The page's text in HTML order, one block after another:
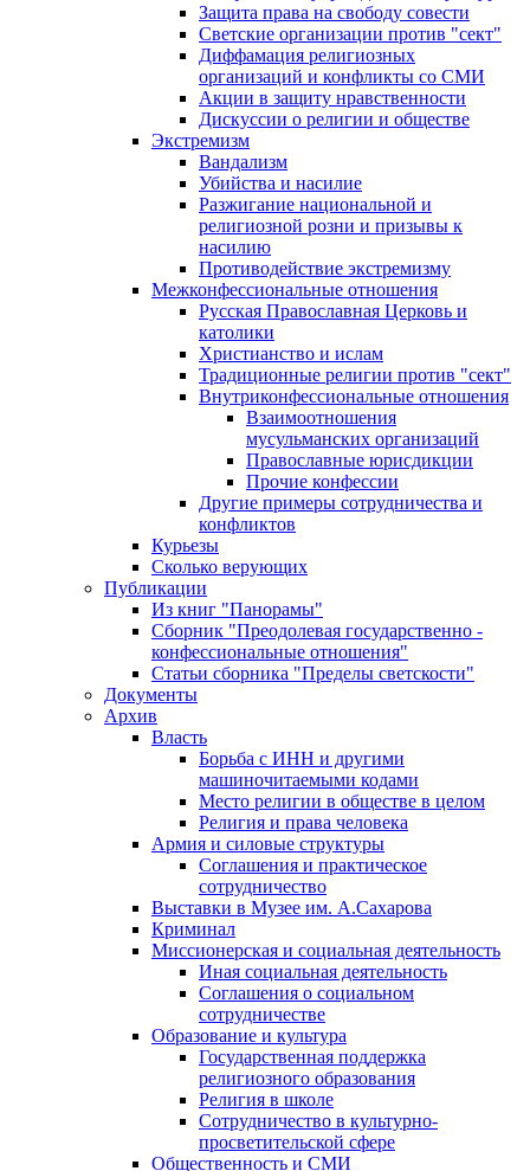
Защита права на свободу совести
Светские организации против "сект"
Диффамация религиозных
организаций и конфликты со СМИ
Акции в защиту нравственности
Дискуссии о религии и обществе
Экстремизм
Вандализм
Убийства и насилие
Разжигание национальной и
религиозной розни и призывы к
насилию
Противодействие экстремизму
Межконфессиональные отношения
Русская Православная Церковь и
католики
Христианство и ислам
Традиционные религии против "сект"
Внутриконфессиональные отношения
Взаимоотношения
мусульманских организаций
Православные юрисдикции
Прочие конфессии
Другие примеры сотрудничества и
конфликтов
Курьезы
Сколько верующих
Публикации
Из книг "Панорамы"
Сборник "Преодолевая государственно -
конфессиональные отношения"
Статьи сборника "Пределы светскости"
Документы
Архив
Власть
Борьба с ИНН и другими
машиночитаемыми кодами
Место религии в обществе в целом
Религия и права человека
Армия и силовые структуры
Соглашения и практическое
сотрудничество
Выставки в Музее им. А.Сахарова
Криминал
Миссионерская и социальная деятельность
Иная социальная деятельность
Соглашения о социальном
сотрудничестве
Образование и культура
Государственная поддержка
религиозного образования
Религия в школе
Сотрудничество в культурно-
просветительской сфере
Общественность и СМИ